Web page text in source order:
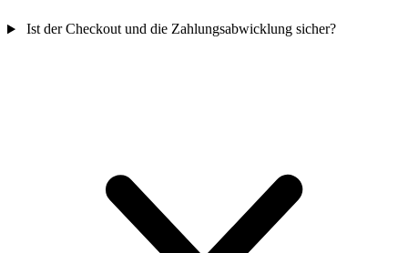
Ist der Checkout und die Zahlungsabwicklung sicher?